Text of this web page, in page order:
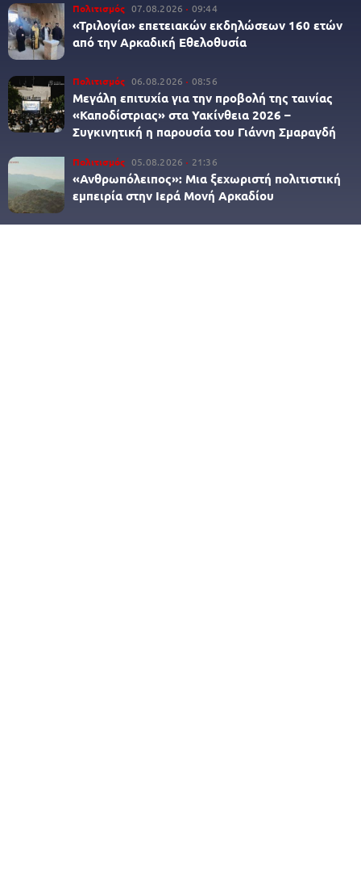
Πολιτισμός 07.08.2026 09:44
«Τριλογία» επετειακών εκδηλώσεων 160 ετών
από την Αρκαδική Εθελοθυσία
Πολιτισμός 06.08.2026 08:56
Μεγάλη επιτυχία για την προβολή της ταινίας
«Καποδίστριας» στα Υακίνθεια 2026 –
Συγκινητική η παρουσία του Γιάννη Σμαραγδή
Πολιτισμός 05.08.2026 21:36
«Ανθρωπόλειπος»: Μια ξεχωριστή πολιτιστική
εμπειρία στην Ιερά Μονή Αρκαδίου